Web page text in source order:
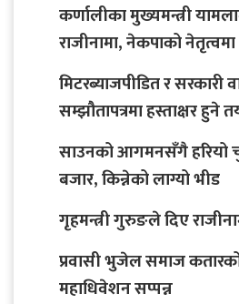
कर्णालीका मुख्यमन्त्री
राजीनामा, नेकपाको
मिटरब्याजपीडित र सरकारी
सम्झौतापत्रमा हस्ताक्षर हुने
साउनको आगमनसँगै हरियो
बजार, किन्नेको लाग्यो भीड
गृहमन्त्री गुरुङले दिए
प्रवासी भुजेल समाज
महाधिवेशन सप्पन्न